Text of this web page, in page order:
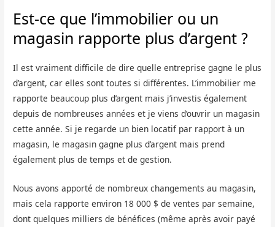
Est-ce que l’immobilier ou un
magasin rapporte plus d’argent ?
Il est vraiment difficile de dire quelle entreprise gagne le plus
d’argent, car elles sont toutes si différentes. L’immobilier me
rapporte beaucoup plus d’argent mais j’investis également
depuis de nombreuses années et je viens d’ouvrir un magasin
cette année. Si je regarde un bien locatif par rapport à un
magasin, le magasin gagne plus d’argent mais prend
également plus de temps et de gestion.
Nous avons apporté de nombreux changements au magasin,
mais cela rapporte environ 18 000 $ de ventes par semaine,
dont quelques milliers de bénéfices (même après avoir payé